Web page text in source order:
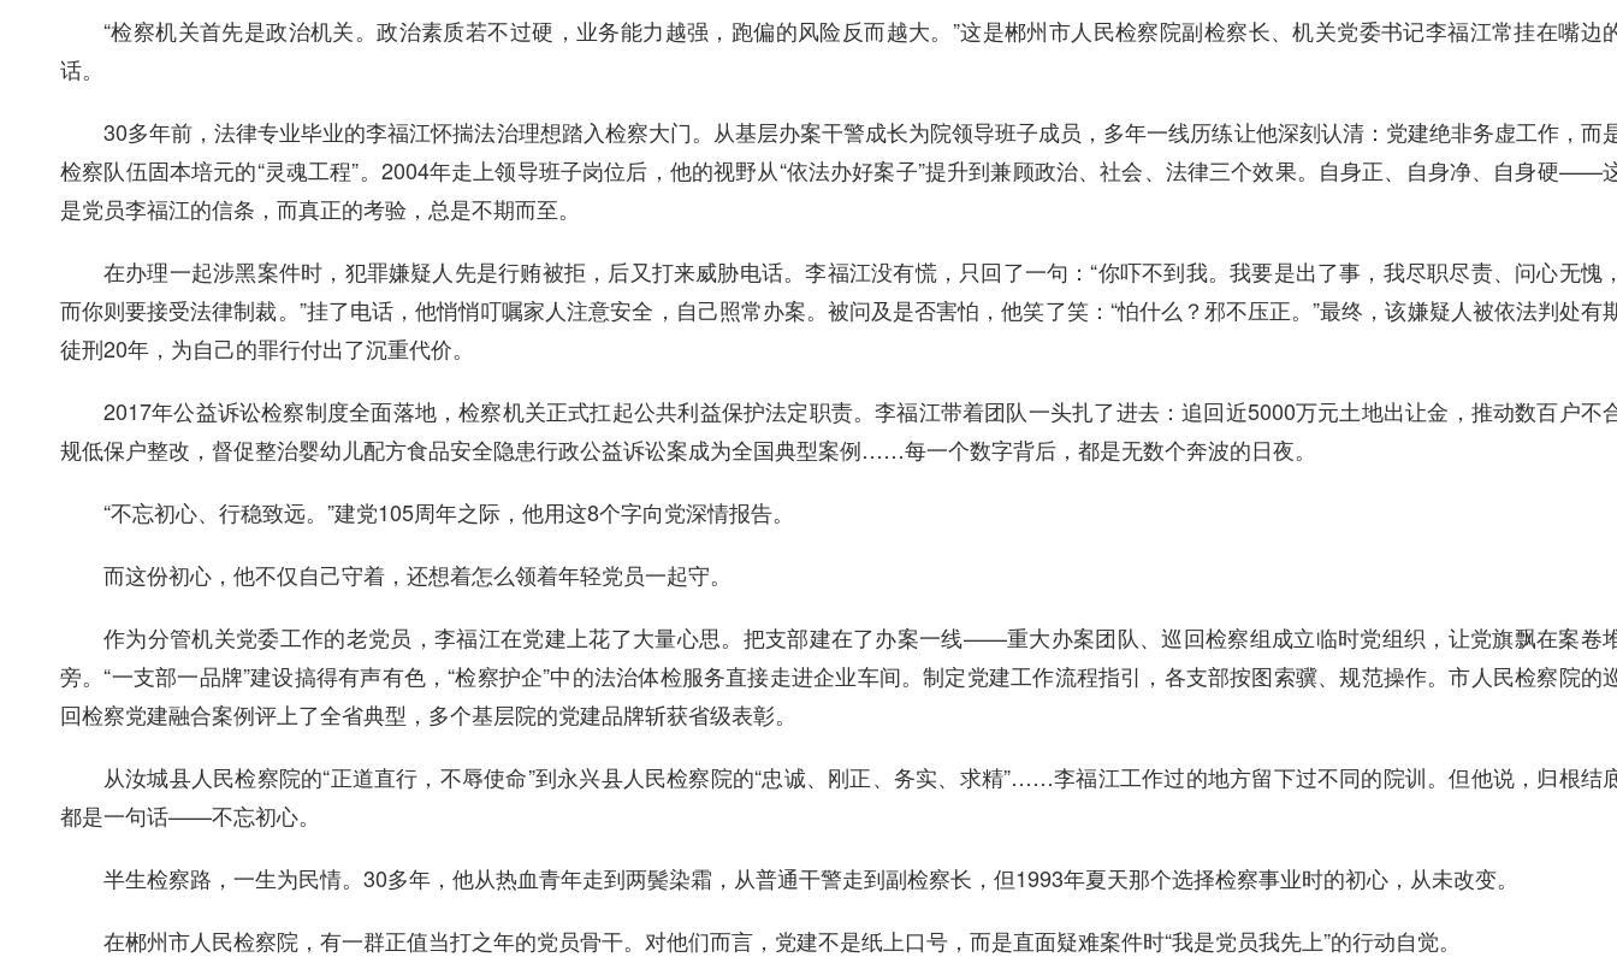
“检察机关首先是政治机关。政治素质若不过硬，业务能力越强，跑偏的风险反而越大。”这是郴州市人民检察院副检察长、机关党委书记李福江常挂在嘴边
话。
30多年前，法律专业毕业的李福江怀揣法治理想踏入检察大门。从基层办案干警成长为院领导班子成员，多年一线历练让他深刻认清：党建绝非务虚工作，而
检察队伍固本培元的“灵魂工程”。2004年走上领导班子岗位后，他的视野从“依法办好案子”提升到兼顾政治、社会、法律三个效果。自身正、自身净、自身硬——
是党员李福江的信条，而真正的考验，总是不期而至。
在办理一起涉黑案件时，犯罪嫌疑人先是行贿被拒，后又打来威胁电话。李福江没有慌，只回了一句：“你吓不到我。我要是出了事，我尽职尽责、问心无愧
而你则要接受法律制裁。”挂了电话，他悄悄叮嘱家人注意安全，自己照常办案。被问及是否害怕，他笑了笑：“怕什么？邪不压正。”最终，该嫌疑人被依法判处有
徒刑20年，为自己的罪行付出了沉重代价。
2017年公益诉讼检察制度全面落地，检察机关正式扛起公共利益保护法定职责。李福江带着团队一头扎了进去：追回近5000万元土地出让金，推动数百户不
规低保户整改，督促整治婴幼儿配方食品安全隐患行政公益诉讼案成为全国典型案例……每一个数字背后，都是无数个奔波的日夜。
“不忘初心、行稳致远。”建党105周年之际，他用这8个字向党深情报告。
而这份初心，他不仅自己守着，还想着怎么领着年轻党员一起守。
作为分管机关党委工作的老党员，李福江在党建上花了大量心思。把支部建在了办案一线——重大办案团队、巡回检察组成立临时党组织，让党旗飘在案卷
旁。“一支部一品牌”建设搞得有声有色，“检察护企”中的法治体检服务直接走进企业车间。制定党建工作流程指引，各支部按图索骥、规范操作。市人民检察院的
回检察党建融合案例评上了全省典型，多个基层院的党建品牌斩获省级表彰。
从汝城县人民检察院的“正道直行，不辱使命”到永兴县人民检察院的“忠诚、刚正、务实、求精”……李福江工作过的地方留下过不同的院训。但他说，归根结
都是一句话——不忘初心。
半生检察路，一生为民情。30多年，他从热血青年走到两鬓染霜，从普通干警走到副检察长，但1993年夏天那个选择检察事业时的初心，从未改变。
在郴州市人民检察院，有一群正值当打之年的党员骨干。对他们而言，党建不是纸上口号，而是直面疑难案件时“我是党员我先上”的行动自觉。